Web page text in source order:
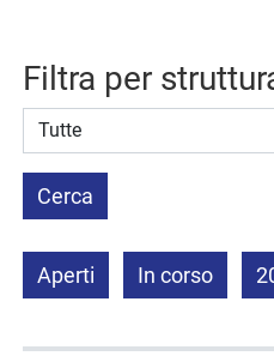
Filtra per
Struttura stipulante
Cerca
Aperti In corso